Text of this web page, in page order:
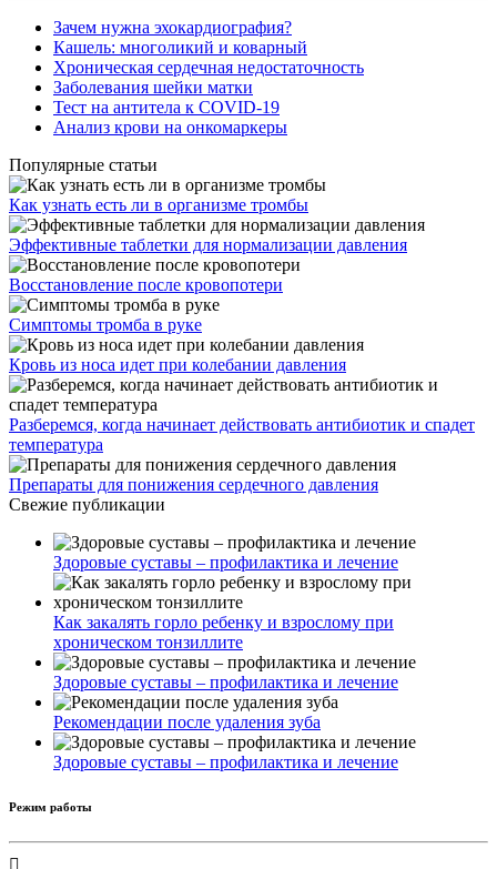
Зачем нужна эхокардиография?
Кашель: многоликий и коварный
Хроническая сердечная недостаточность
Заболевания шейки матки
Тест на антитела к COVID-19
Анализ крови на онкомаркеры
Популярные статьи
Как узнать есть ли в организме тромбы
Эффективные таблетки для нормализации давления
Восстановление после кровопотери
Симптомы тромба в руке
Кровь из носа идет при колебании давления
Разберемся, когда начинает действовать антибиотик и спадет
температура
Препараты для понижения сердечного давления
Свежие публикации
Здоровые суставы – профилактика и лечение
Как закалять горло ребенку и взрослому при
хроническом тонзиллите
Здоровые суставы – профилактика и лечение
Рекомендации после удаления зуба
Здоровые суставы – профилактика и лечение
Режим работы